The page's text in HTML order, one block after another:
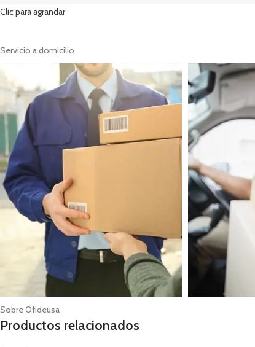
Clic para agrandar
Servicio a domicilio
Sobre Ofideusa
Productos relacionados